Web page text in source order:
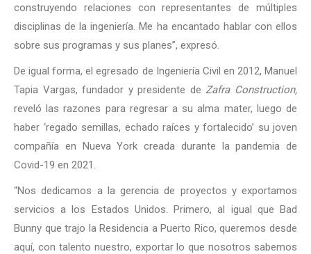
construyendo relaciones con representantes de múltiples
disciplinas de la ingeniería. Me ha encantado hablar con ellos
sobre sus programas y sus planes”, expresó.
De igual forma, el egresado de Ingeniería Civil en 2012, Manuel
Tapia Vargas, fundador y presidente de Zafra Construction,
reveló las razones para regresar a su alma mater, luego de
haber ‘regado semillas, echado raíces y fortalecido’ su joven
compañía en Nueva York creada durante la pandemia de
Covid-19 en 2021.
“Nos dedicamos a la gerencia de proyectos y exportamos
servicios a los Estados Unidos. Primero, al igual que Bad
Bunny que trajo la Residencia a Puerto Rico, queremos desde
aquí, con talento nuestro, exportar lo que nosotros sabemos